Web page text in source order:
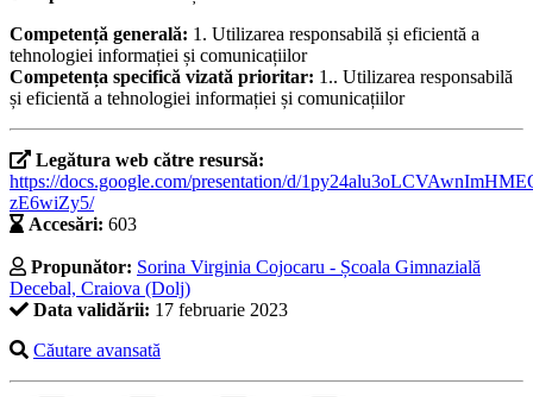
Competență generală: 1. Utilizarea responsabilă și eficientă a
tehnologiei informației și comunicațiilor
Competența specifică vizată prioritar: 1.. Utilizarea responsabilă
și eficientă a tehnologiei informației și comunicațiilor
Legătura web către resursă:
https://docs.google.com/presentation/d/
zE6wiZy5/
Accesări: 603
Propunător: Sorina Virginia Cojocaru - Școala Gimnazială
Decebal, Craiova (Dolj)
Data validării: 17 februarie 2023
Căutare avansată